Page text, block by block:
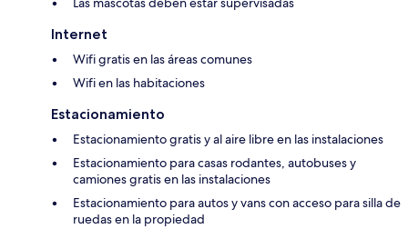
Internet
Wifi gratis en las áreas comunes
Wifi en las habitaciones
Estacionamiento
Estacionamiento gratis y al aire libre en las instalaciones
Estacionamiento para casas rodantes, autobuses y
camiones gratis en las instalaciones
Estacionamiento para autos y vans con acceso para silla de
ruedas en la propiedad